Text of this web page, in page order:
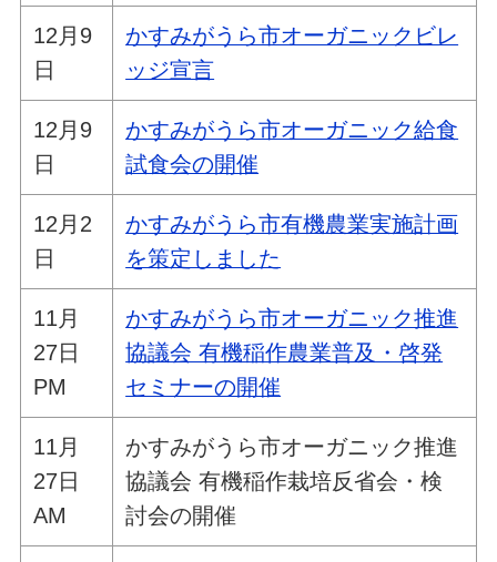
12月9
日
かすみがうら市オーガニックビレ
ッジ宣言
12月9
日
かすみがうら市オーガニック給食
試食会の開催
12月2
日
かすみがうら市有機農業実施計画
を策定しました
11月
27日
PM
かすみがうら市オーガニック推進
協議会 有機稲作農業普及・啓発
セミナーの開催
11月
27日
AM
かすみがうら市オーガニック推進
協議会 有機稲作栽培反省会・検
討会の開催